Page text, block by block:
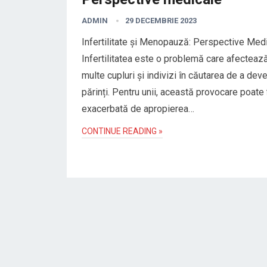
ADMIN 29 DECEMBRIE 2023
Infertilitate și Menopauză: Perspective
Infertilitatea este o problemă care
multe cupluri și indivizi în căutarea de a
părinți. Pentru unii, această provocare poate
exacerbată de apropierea…
CONTINUE READING »